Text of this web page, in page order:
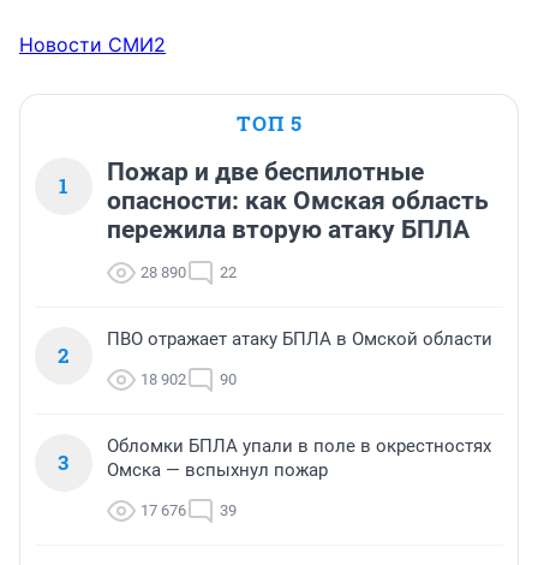
Новости СМИ2
ТОП 5
1
Пожар и две беспилотные
опасности: как Омская область
пережила вторую атаку БПЛА
28 890 22
2
ПВО отражает атаку БПЛА в Омской области
18 902 90
3
Обломки БПЛА упали в поле в окрестностях
Омска — вспыхнул пожар
17 676 39